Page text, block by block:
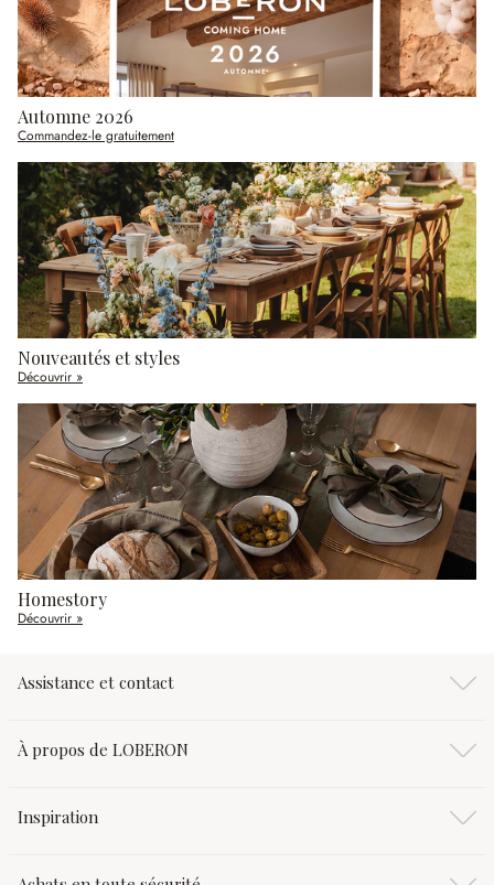
Automne 2026
Commandez-le gratuitement
Nouveautés et styles
Découvrir »
Homestory
Découvrir »
Assistance et contact
À propos de LOBERON
Inspiration